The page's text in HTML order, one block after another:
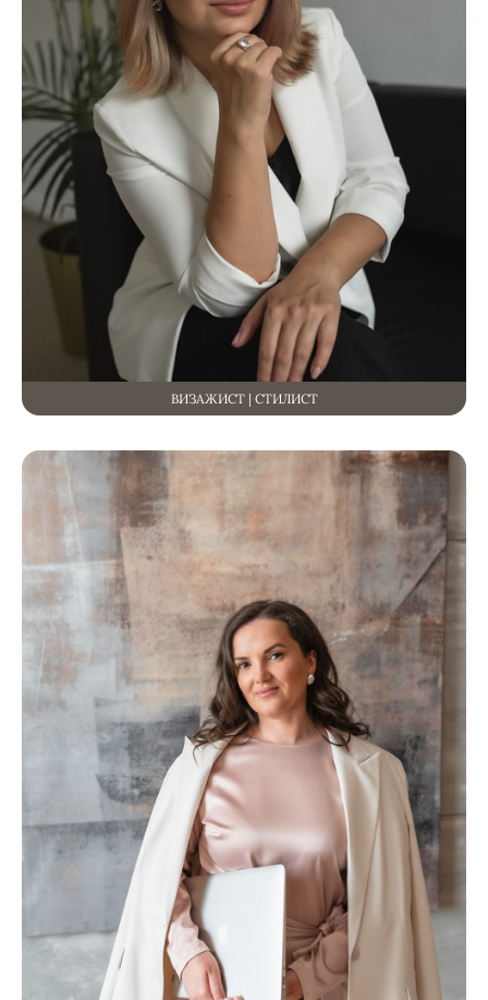
ВИЗАЖИСТ | СТИЛИСТ